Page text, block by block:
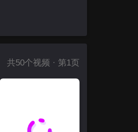
共50个视频 · 第1页